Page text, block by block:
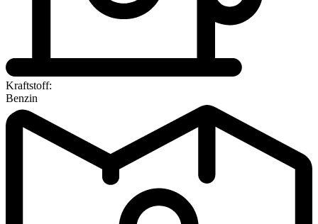
Kraftstoff:
Benzin